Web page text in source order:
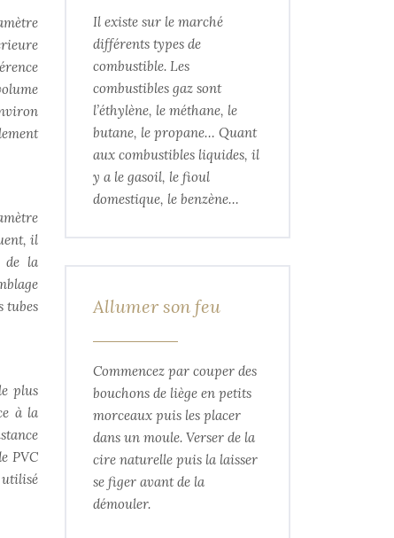
il
de la
tubes
plus
à la
PVC
utilisé
Il existe sur le marché
différents types de
combustible. Les
combustibles gaz sont
l’éthylène, le méthane, le
butane, le propane… Quant
aux combustibles liquides, il
y a le gasoil, le fioul
domestique, le benzène…
Allumer son feu
Commencez par couper des
bouchons de liège en petits
morceaux puis les placer
dans un moule. Verser de la
cire naturelle puis la laisser
se figer avant de la
démouler.